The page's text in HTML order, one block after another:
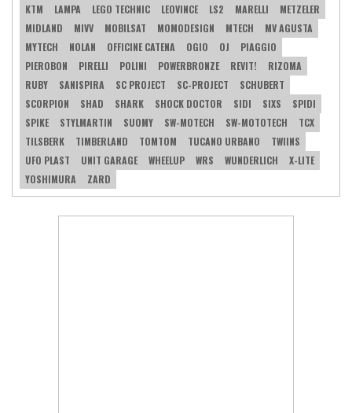
KTM
LAMPA LEGO TECHNIC LEOVINCE LS2 MARELLI
METZELER
MIDLAND
MIVV MOBILSAT MOMODESIGN MTECH
MV AGUSTA
MYTECH
NOLAN OFFICINE CATENA OGIO OJ
PIAGGIO
PIEROBON
PIRELLI POLINI POWERBRONZE REVIT!
RIZOMA
RUBY
SANISPIRA SC PROJECT SC-PROJECT
SCHUBERT
SCORPION
SHAD SHARK SHOCK DOCTOR SIDI SIXS
SPIDI
SPIKE
STYLMARTIN SUOMY SW-MOTECH SW-MOTOTECH
TCX
TILSBERK
TIMBERLAND TOMTOM TUCANO URBANO
TWIINS
UFO PLAST
UNIT GARAGE WHEELUP WRS WUNDERLICH
X-LITE
YOSHIMURA
ZARD